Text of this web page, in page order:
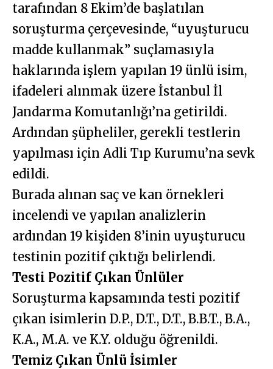
tarafından 8 Ekim’de başlatılan
soruşturma çerçevesinde, “uyuşturucu
madde kullanmak” suçlamasıyla
haklarında işlem yapılan 19 ünlü isim,
ifadeleri alınmak üzere İstanbul İl
Jandarma Komutanlığı’na getirildi.
Ardından şüpheliler, gerekli testlerin
yapılması için Adli Tıp Kurumu’na sevk
edildi.
Burada alınan saç ve kan örnekleri
incelendi ve yapılan analizlerin
ardından 19 kişiden 8’inin uyuşturucu
testinin pozitif çıktığı belirlendi.
Testi Pozitif Çıkan Ünlüler
Soruşturma kapsamında testi pozitif
çıkan isimlerin D.P., D.T., D.T., B.B.T., B.A.,
K.A., M.A. ve K.Y. olduğu öğrenildi.
Temiz Çıkan Ünlü İsimler